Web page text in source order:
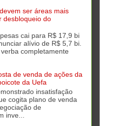
ser áreas mais
desbloqueio do
cai para R$ 17,9 bi
alívio de R$ 5,7 bi.
completamente
de venda de ações da
da Uefa
insatisfação
cogita plano de venda
de
inve...